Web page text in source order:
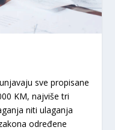
sve propisane
KM, najviše tri
niti ulaganja
određene